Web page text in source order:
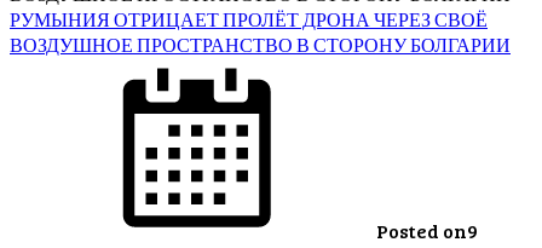
РУМЫНИЯ ОТРИЦАЕТ ПРОЛЁТ ДРОНА ЧЕРЕЗ СВОЁ
ВОЗДУШНОЕ ПРОСТРАНСТВО В СТОРОНУ БОЛГАРИИ
Posted on9